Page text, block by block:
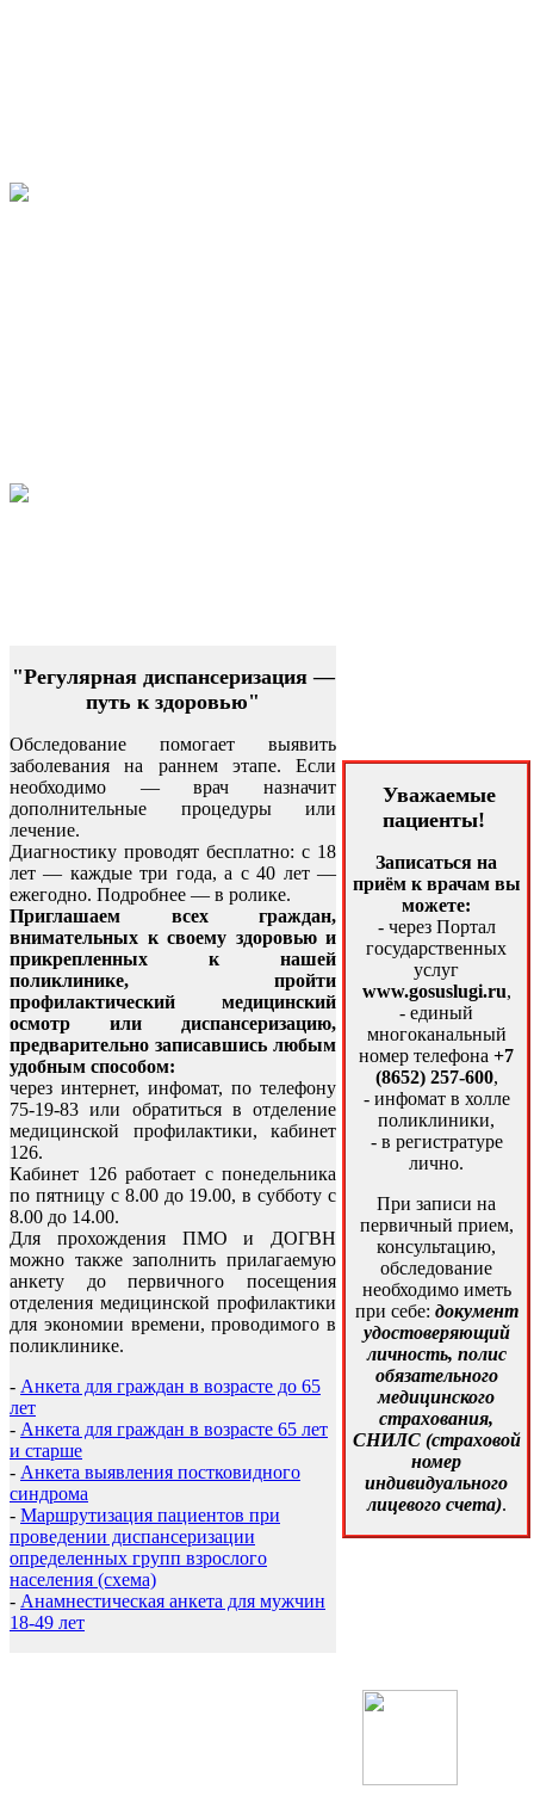
"Регулярная диспансеризация —
путь к здоровью"
Обследование помогает выявить
заболевания на раннем этапе. Если
необходимо — врач назначит
дополнительные процедуры или
лечение.
Диагностику проводят бесплатно: с 18
лет — каждые три года, а с 40 лет —
ежегодно. Подробнее — в ролике.
Приглашаем всех граждан,
внимательных к своему здоровью и
прикрепленных к нашей
поликлинике, пройти
профилактический медицинский
осмотр или диспансеризацию,
предварительно записавшись любым
удобным способом:
через интернет, инфомат, по телефону
75-19-83 или обратиться в отделение
медицинской профилактики, кабинет
126.
Кабинет 126 работает с понедельника
по пятницу с 8.00 до 19.00, в субботу с
8.00 до 14.00.
Для прохождения ПМО и ДОГВН
можно также заполнить прилагаемую
анкету до первичного посещения
отделения медицинской профилактики
для экономии времени, проводимого в
поликлинике.
- Анкета для граждан в возрасте до 65
лет
- Анкета для граждан в возрасте 65 лет
и старше
- Анкета выявления постковидного
синдрома
- Маршрутизация пациентов при
проведении диспансеризации
определенных групп взрослого
населения (схема)
- Анамнестическая анкета для мужчин
18-49 лет
Уважаемые
пациенты!
Записаться на
приём к врачам вы
можете:
- через Портал
государственных
услуг
www.gosuslugi.ru,
- единый
многоканальный
номер телефона +7
(8652) 257-600,
- инфомат в холле
поликлиники,
- в регистратуре
лично.
При записи на
первичный прием,
консультацию,
обследование
необходимо иметь
при себе: документ
удостоверяющий
личность, полис
обязательного
медицинского
страхования,
СНИЛС (страховой
номер
индивидуального
лицевого счета).